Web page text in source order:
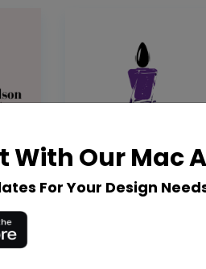
With Our Mac
For Your Design